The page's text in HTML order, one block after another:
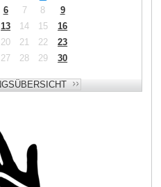
6 7 8
9
13 14 15
16
20 21 22
23
27 28 29
30